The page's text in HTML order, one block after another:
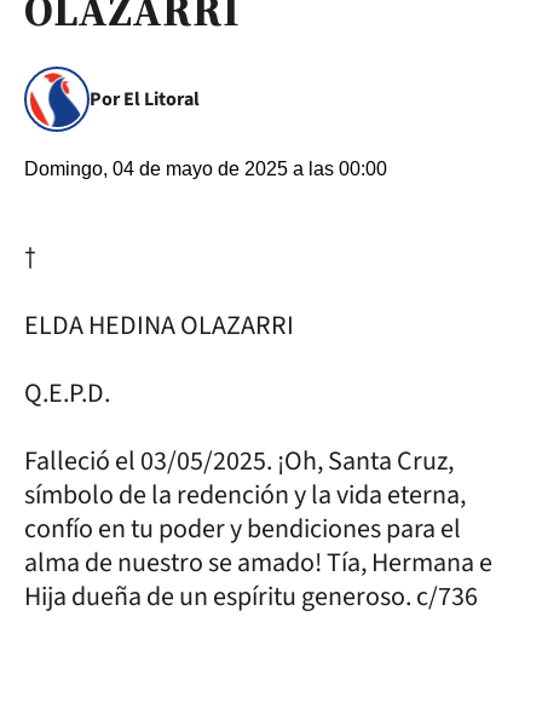
Por El Litoral
Domingo, 04 de mayo de 2025 a las 00:00
†
ELDA HEDINA OLAZARRI
Q.E.P.D.
Falleció el 03/05/2025. ¡Oh, Santa Cruz,
símbolo de la redención y la vida eterna,
confío en tu poder y bendiciones para el
alma de nuestro se amado! Tía, Hermana e
Hija dueña de un espíritu generoso. c/736